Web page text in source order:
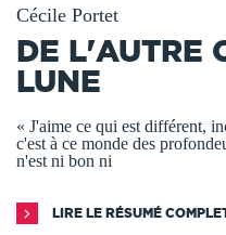
Cécile Portet
DE L'AUTRE
LUNE
« J'aime ce qui est différent,
c'est à ce monde des
n'est ni bon ni
LIRE LE RÉSUMÉ